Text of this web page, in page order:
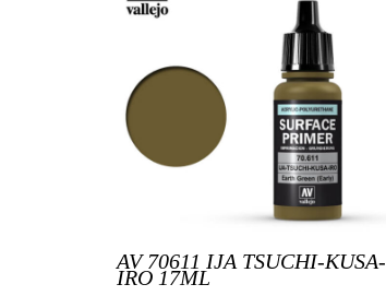
AV 70611 IJA TSUCHI-KUSA-
IRO 17ML